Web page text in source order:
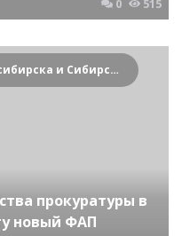
0 515
Криминальные новости Новосибирска и Сибирского региона
прокуратуры в
новый ФАП